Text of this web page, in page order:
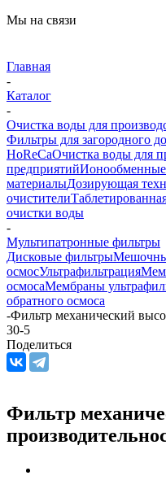
Мы на связи
Главная
-
Каталог
-
Очистка воды для
Фильтры для загородного
HoReCaОчистка воды для
предприятий
материалыДозирующая
очистители
очистки воды
-
Мультипатронные фильтры
Дисковые фильтры
осмосУльтрафильтрация
осмосаМембраны
обратного осмоса
-Фильтр механический
30-5
Поделиться
Фильтр